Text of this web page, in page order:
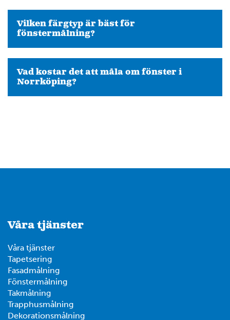
Vilken färgtyp är bäst för
fönstermålning?
Vad kostar det att måla om fönster i
Norrköping?
Våra tjänster
Våra tjänster
Tapetsering
Fasadmålning
Fönstermålning
Takmålning
Trapphusmålning
Dekorationsmålning